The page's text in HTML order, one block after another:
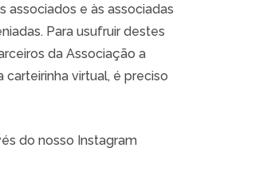
associados e às associadas
Para usufruir destes
da Associação a
carteirinha virtual, é preciso
do nosso Instagram